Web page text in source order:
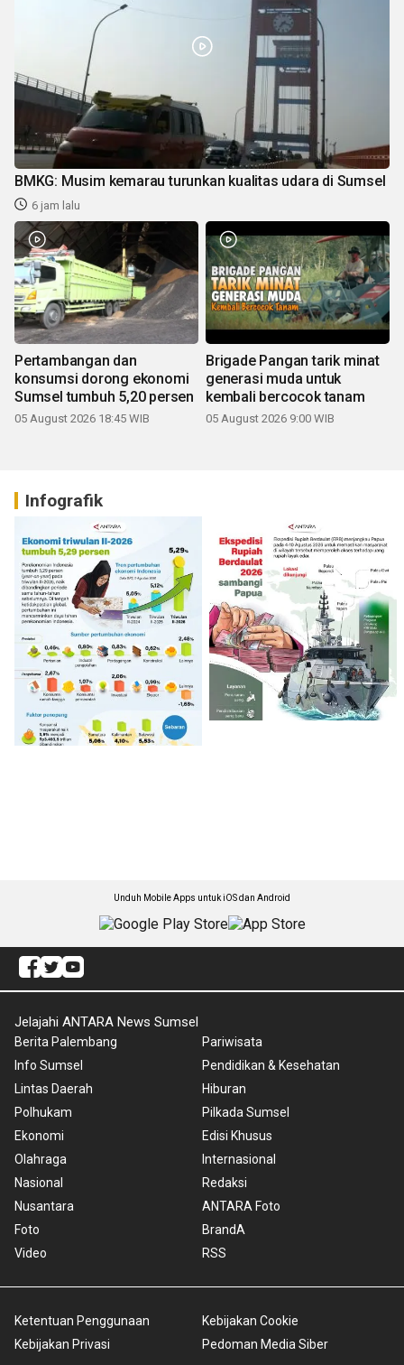
BMKG: Musim kemarau turunkan kualitas udara di Sumsel
6 jam lalu
Pertambangan dan
konsumsi dorong ekonomi
Sumsel tumbuh 5,20 persen
05 August 2026 18:45 WIB
Brigade Pangan tarik minat
generasi muda untuk
kembali bercocok tanam
05 August 2026 9:00 WIB
Infografik
Unduh Mobile Apps untuk iOS dan Android
Jelajahi ANTARA News Sumsel
Berita Palembang
Info Sumsel
Lintas Daerah
Polhukam
Ekonomi
Olahraga
Nasional
Nusantara
Foto
Video
Pariwisata
Pendidikan & Kesehatan
Hiburan
Pilkada Sumsel
Edisi Khusus
Internasional
Redaksi
ANTARA Foto
BrandA
RSS
Ketentuan Penggunaan
Kebijakan Privasi
Kebijakan Cookie
Pedoman Media Siber